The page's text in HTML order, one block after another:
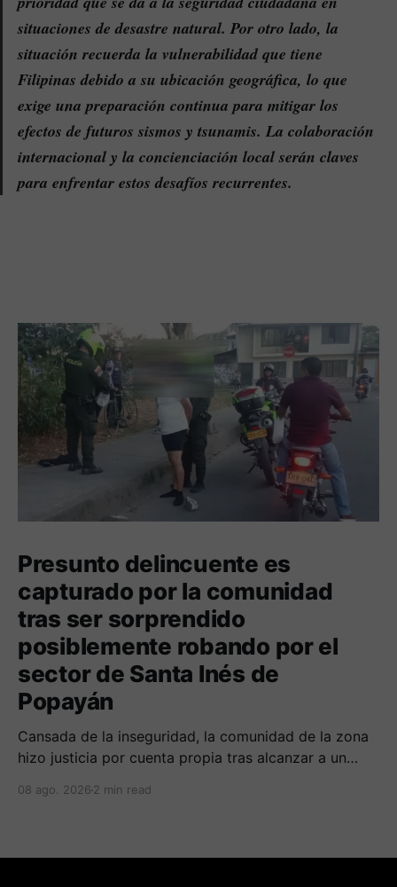
situaciones de desastre natural. Por otro lado, la
situación recuerda la vulnerabilidad que tiene
Filipinas debido a su ubicación geográfica, lo que
exige una preparación continua para mitigar los
efectos de futuros sismos y tsunamis. La colaboración
internacional y la concienciación local serán claves
para enfrentar estos desafíos recurrentes.
Presunto delincuente es
capturado por la comunidad
tras ser sorprendido
posiblemente robando por el
sector de Santa Inés de
Popayán
Cansada de la inseguridad, la comunidad de la zona
hizo justicia por cuenta propia tras alcanzar a un
comuna cuatro. La gente pedía que lo incineraran,
08 ago. 2026 2 min read